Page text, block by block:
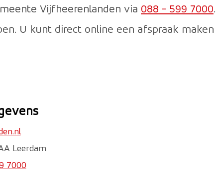
Vijfheerenlanden via 088 - 599 7000
U kunt direct online een afspraak
externe website)
Leerdam
7000